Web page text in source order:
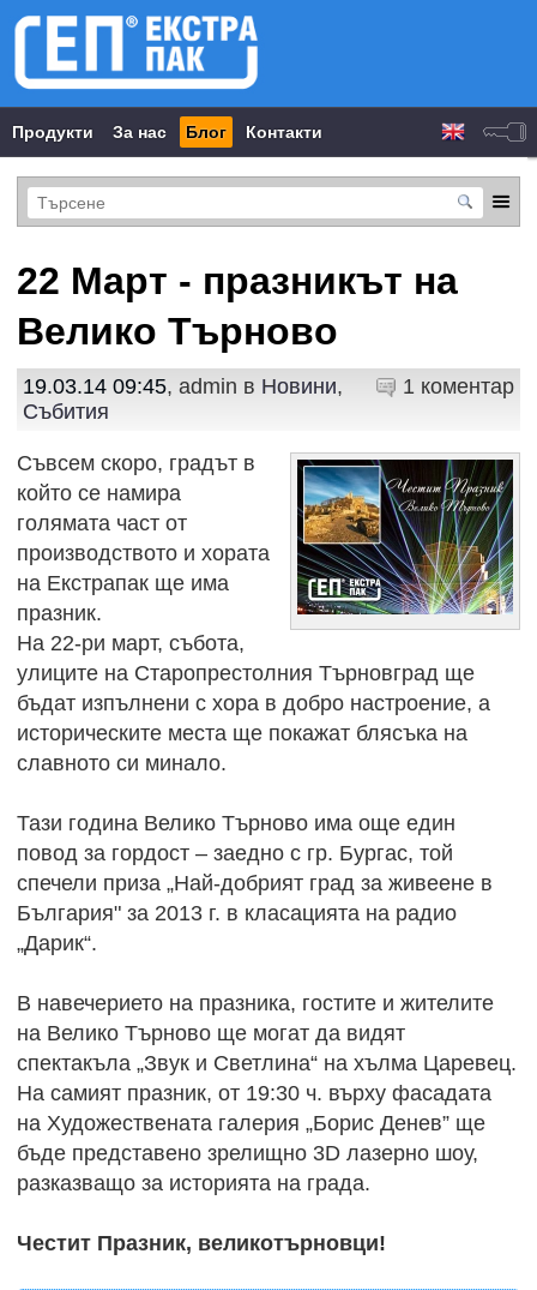
Продукти За нас Блог Контакти
22 Март - празникът на
Велико Търново
1 коментар
19.03.14 09:45, admin в Новини,
Събития
Съвсем скоро, градът в
който се намира
голямата част от
производството и хората
на Екстрапак ще има
празник.
На 22-ри март, събота,
улиците на Старопрестолния Търновград ще
бъдат изпълнени с хора в добро настроение, а
историческите места ще покажат блясъка на
славното си минало.
Тази година Велико Търново има още един
повод за гордост – заедно с гр. Бургас, той
спечели приза „Най-добрият град за живеене в
България" за 2013 г. в класацията на радио
„Дарик“.
В навечерието на празника, гостите и жителите
на Велико Търново ще могат да видят
спектакъла „Звук и Светлина“ на хълма Царевец.
На самият празник, от 19:30 ч. върху фасадата
на Художествената галерия „Борис Денев” ще
бъде представено зрелищно 3D лазерно шоу,
разказващо за историята на града.
Честит Празник, великотърновци!